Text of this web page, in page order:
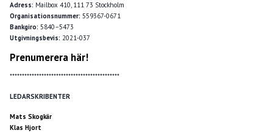
Adress: Mailbox 410, 111 73 Stockholm
Organisationsnummer: 559367-0671
Bankgiro: 5840–5473
Utgivningsbevis: 2021-037
Prenumerera här!
*********************************************
LEDARSKRIBENTER
Mats Skogkär
Klas Hjort